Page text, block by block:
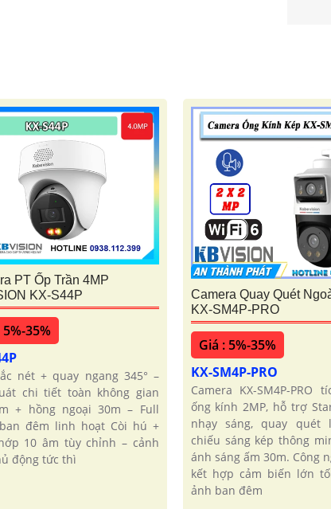
PT Ốp Trần 4MP
KX-S44P
5%-35%
nét + quay ngang 345° –
chi tiết toàn không gian
+ hồng ngoại 30m – Full
đêm linh hoạt Còi hú +
10 âm tùy chỉnh – cảnh
động tức thì
Camera Quay Quét
KX-SM4P-PRO
Giá : 5%-35%
KX-SM4P-PRO
Camera KX-SM4P-PRO
ống kính 2MP, hỗ trợ
nhạy sáng, quay quét
chiếu sáng kép thông
ánh sáng ấm 30m. Công
kết hợp cảm biến lớn
ảnh ban đêm